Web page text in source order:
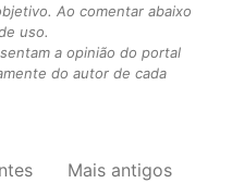
Ao comentar abaixo
uso.
a opinião do portal
do autor de cada
Mais antigos